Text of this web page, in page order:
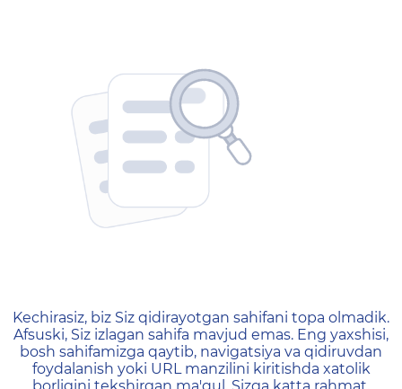
404 — Страница не
Kechirasiz, biz Siz qidirayotgan sahifani topa olmadik.
Afsuski, Siz izlagan sahifa mavjud emas. Eng yaxshisi,
bosh sahifamizga qaytib, navigatsiya va qidiruvdan
foydalanish yoki URL manzilini kiritishda xatolik